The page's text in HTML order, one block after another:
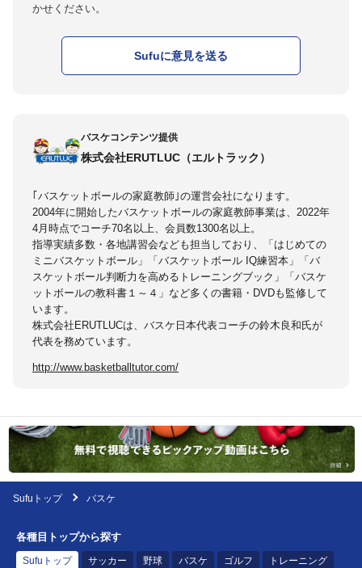
かせください。
Sufuに意見を送る
バスケコンテンツ提供
株式会社ERUTLUC（エルトラック）
｢バスケットボールの家庭教師｣の運営会社になります。
2004年に開始したバスケットボールの家庭教師事業は、2022年
4月時点でコーチ70名以上、会員数1300名以上。
指導実績多数・各地講習会なども担当しており、「はじめての
ミニバスケットボール」「バスケットボール IQ練習本」「バ
スケットボール判断力を高めるトレーニングブック」「バスケ
ットボールの教科書１～４」など多くの書籍・DVDも監修して
います。
株式会社ERUTLUCは、バスケ日本代表コーチの鈴木良和氏が
代表を務めています。
http://www.basketballtutor.com/
Sufuトップ バスケ
各種目トップから探す
Sufuトップ サッカー 野球 バスケ ゴルフ トレーニング